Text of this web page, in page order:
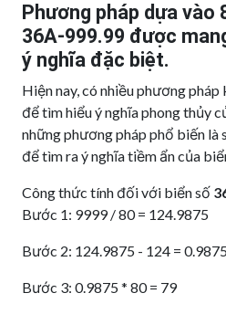
Phương pháp dựa vào
36A-999.99 được
ý nghĩa đặc biệt.
Hiện nay, có nhiều phương
để tìm hiểu ý nghĩa phong thủy
những phương pháp phổ biến là
để tìm ra ý nghĩa tiềm ẩn của
Công thức tính đối với biển số
Bước 1: 9999 / 80 = 124.9875
Bước 2: 124.9875 - 124 =
Bước 3: 0.9875 * 80 = 79